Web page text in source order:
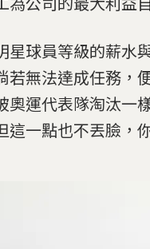
星球員等級的薪水
若無法達成任務，
奧運代表隊淘汰
這一點也不丟臉，